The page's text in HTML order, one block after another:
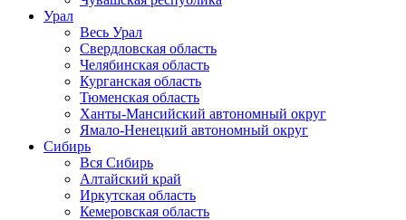
Урал
Весь Урал
Свердловская область
Челябинская область
Курганская область
Тюменская область
Ханты-Мансийский автономный округ
Ямало-Ненецкий автономный округ
Сибирь
Вся Сибирь
Алтайский край
Иркутская область
Кемеровская область